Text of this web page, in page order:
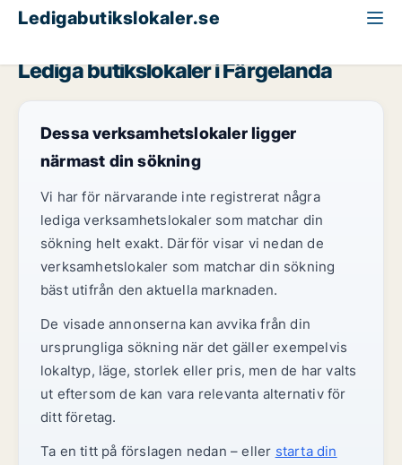
Ledigabutikslokaler.se
Lediga butikslokaler i Färgelanda
Dessa verksamhetslokaler ligger
närmast din sökning
Vi har för närvarande inte registrerat några
lediga verksamhetslokaler som matchar din
sökning helt exakt. Därför visar vi nedan de
verksamhetslokaler som matchar din sökning
bäst utifrån den aktuella marknaden.
De visade annonserna kan avvika från din
ursprungliga sökning när det gäller exempelvis
lokaltyp, läge, storlek eller pris, men de har valts
ut eftersom de kan vara relevanta alternativ för
ditt företag.
Ta en titt på förslagen nedan – eller starta din